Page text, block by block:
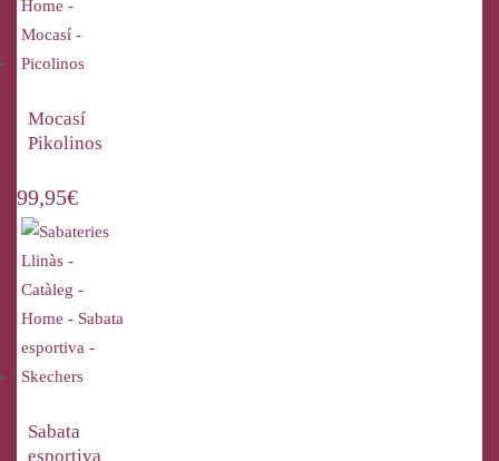
Mocasí
Pikolinos
99,95€
Sabata
esportiva